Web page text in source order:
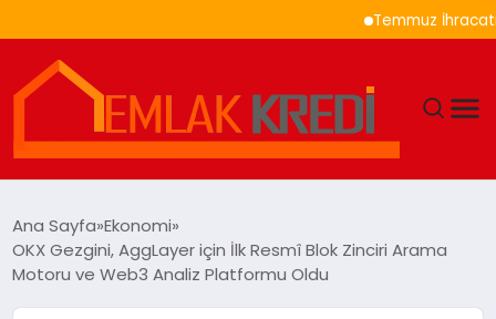
Temmuz İhracatında
EKONOMI
Ana Sayfa Ekonomi
OKX Gezgini, AggLayer için İlk Resmî Blok Zinciri Arama
Motoru ve Web3 Analiz Platformu Oldu